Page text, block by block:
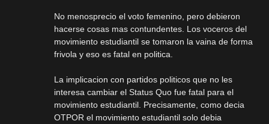
No menosprecio el voto femenino, pero debieron
hacerse cosas mas contundentes. Los voceros del
movimiento estudiantil se tomaron la vaina de forma
frivola y eso es fatal en politica.
La implicacion con partidos politicos que no les
interesa cambiar el Status Quo fue fatal para el
movimiento estudiantil. Precisamente, como decia
OTPOR el movimiento estudiantil solo debia